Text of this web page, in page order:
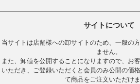
サイトについて
当サイトは店舗様への卸サイトのため、一般の
ません。
また、卸値を公開することになりますので、お
いただき、ご登録いただくと会員のみ公開の価
て商品をご注文いただけま